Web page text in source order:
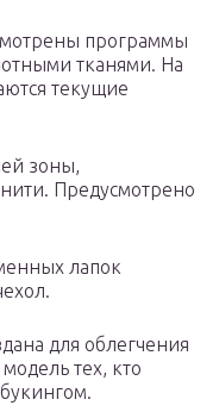
программы
тканями. На
текущие
зоны,
Предусмотрено
лапок
для облегчения
тех, кто